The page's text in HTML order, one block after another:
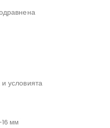
условията
мм